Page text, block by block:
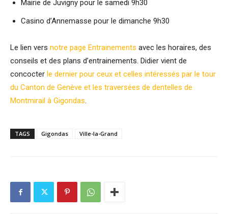
Mairie de Juvigny pour le samedi 9h30
Casino d’Annemasse pour le dimanche 9h30
Le lien vers notre page Entrainements avec les horaires, des
conseils et des plans d’entrainements. Didier vient de
concocter le dernier pour ceux et celles intéressés par le tour
du Canton de Genève et les traversées de dentelles de
Montmirail à Gigondas.
TAGS Gigondas Ville-la-Grand